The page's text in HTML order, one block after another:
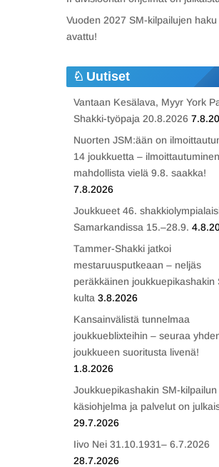
Vuoden 2027 SM-kilpailujen haku
avattu!
Uutiset
Vantaan Kesälava, Myyr York
Shakki-työpaja 20.8.2026
Nuorten JSM:ään on
14 joukkuetta –
mahdollista vielä 9.8. saakka!
7.8.2026
Joukkueet 46.
Samarkandissa 15.–28.9.
Tammer-Shakki jatkoi
mestaruusputkeaan – neljäs
peräkkäinen joukkuepikashakin
kulta 3.8.2026
Kansainvälistä tunnelmaa
joukkueblixteihin – seuraa
joukkueen suoritusta livenä!
1.8.2026
Joukkuepikashakin SM-kilpailun
käsiohjelma ja palvelut on
29.7.2026
Iivo Nei 31.10.1931– 6.7.2026
28.7.2026